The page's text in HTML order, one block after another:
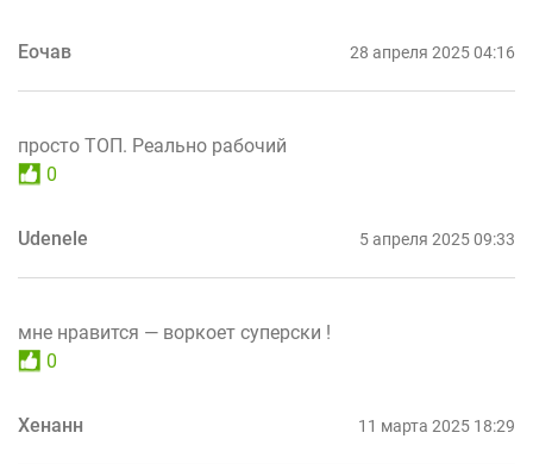
Еочав 28 апреля 2025 04:16
просто ТОП. Реально рабочий
0
Udenele 5 апреля 2025 09:33
мне нравится — воркоет суперски !
0
Хенанн 11 марта 2025 18:29